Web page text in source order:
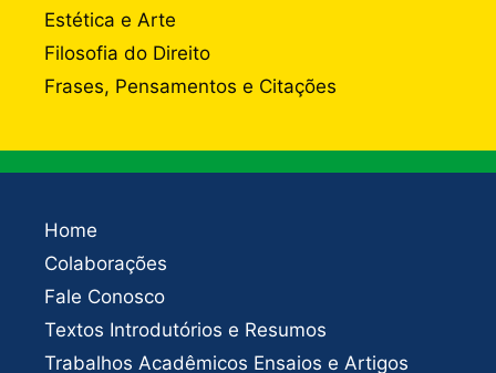
Estética e Arte
Filosofia do Direito
Frases, Pensamentos e Citações
Home
Colaborações
Fale Conosco
Textos Introdutórios e Resumos
Trabalhos Acadêmicos Ensaios e Artigos